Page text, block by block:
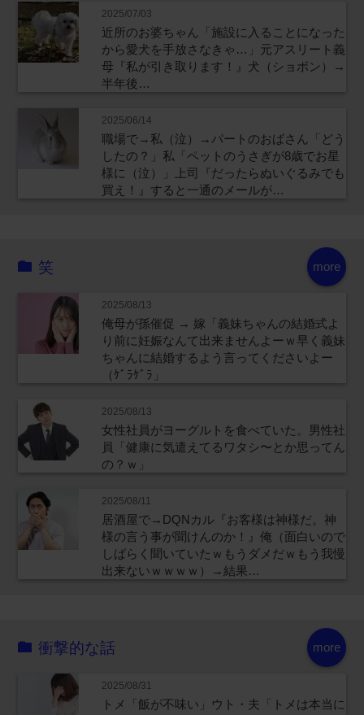
2025/07/03
近所のお婆ちゃん「施設に入ることになった
から愛犬を手放さなきゃ…」元アスリート義
母『私が引き取ります！』犬（ショボン）→
半年後…
2025/06/14
職場で→私（泣）→パートのおばさん「どう
したの？」私「ペットのうさぎが8歳でお星
様に（泣）」上司『だったらぬいぐるみでも
買え！』すると一通のメールが…
more
笑
2025/08/13
俺母が孫催促 → 嫁「義妹ちゃんの結婚式よ
り前に妊娠なんて出来ませんよーｗ早く義妹
ちゃんに結婚するよう言ってくださいよー
（ｹﾞﾗｹﾞﾗ」
2025/08/13
女性社員がヨーグルトを食べていた。男性社
員「健康に気遣えてるワタシ〜とか思ってん
の？ｗ」
2025/08/11
居酒屋で→DQNカル『お客様は神様だ。神
様の言う事が聞けんのか！』俺（面白いので
しばらく聞いていたｗもうダメだｗもう我慢
出来ないｗｗｗｗ）→結果…
more
衝撃的な話
2025/08/31
トメ「飯が不味い」ウト・夫「トメは本当に